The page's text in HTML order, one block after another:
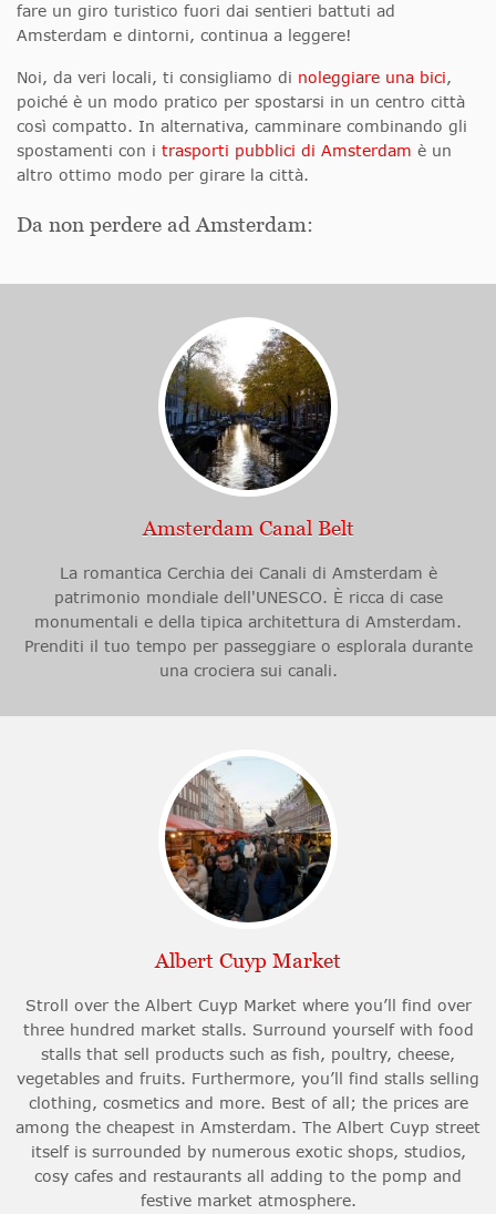
fare un giro turistico fuori dai sentieri battuti ad
Amsterdam e dintorni, continua a leggere!
Noi, da veri locali, ti consigliamo di noleggiare una bici,
poiché è un modo pratico per spostarsi in un centro città
così compatto. In alternativa, camminare combinando gli
spostamenti con i trasporti pubblici di Amsterdam è un
altro ottimo modo per girare la città.
Da non perdere ad Amsterdam:
Amsterdam Canal Belt
La romantica Cerchia dei Canali di Amsterdam è
patrimonio mondiale dell'UNESCO. È ricca di case
monumentali e della tipica architettura di Amsterdam.
Prenditi il tuo tempo per passeggiare o esplorala durante
una crociera sui canali.
Albert Cuyp Market
Stroll over the Albert Cuyp Market where you’ll find over
three hundred market stalls. Surround yourself with food
stalls that sell products such as fish, poultry, cheese,
vegetables and fruits. Furthermore, you’ll find stalls selling
clothing, cosmetics and more. Best of all; the prices are
among the cheapest in Amsterdam. The Albert Cuyp street
itself is surrounded by numerous exotic shops, studios,
cosy cafes and restaurants all adding to the pomp and
festive market atmosphere.